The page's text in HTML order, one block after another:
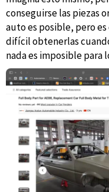
conseguirse las piezas
auto es posible, pero es
difícil obtenerlas
nada es imposible para